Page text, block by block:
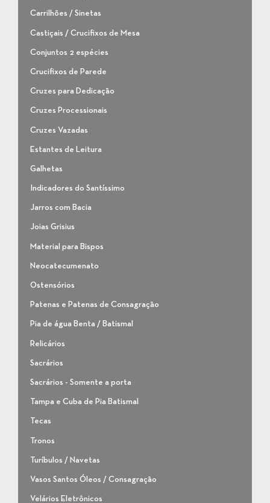
Carrilhões / Sinetas
Castiçais / Crucifixos de Mesa
Conjuntos 2 espécies
Crucifixos de Parede
Cruzes para Dedicação
Cruzes Processionais
Cruzes Vazadas
Estantes de Leitura
Galhetas
Indicadores do Santíssimo
Jarros com Bacia
Joias Grisius
Material para Bispos
Neocatecumenato
Ostensórios
Patenas e Patenas de Consagração
Pia de água Benta / Batismal
Relicários
Sacrários
Sacrários - Somente a porta
Tampa e Cuba de Pia Batismal
Tecas
Tronos
Turíbulos / Navetas
Vasos Santos Óleos / Consagração
Velários Eletrônicos